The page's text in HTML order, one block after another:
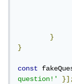
}
}
const
question!'